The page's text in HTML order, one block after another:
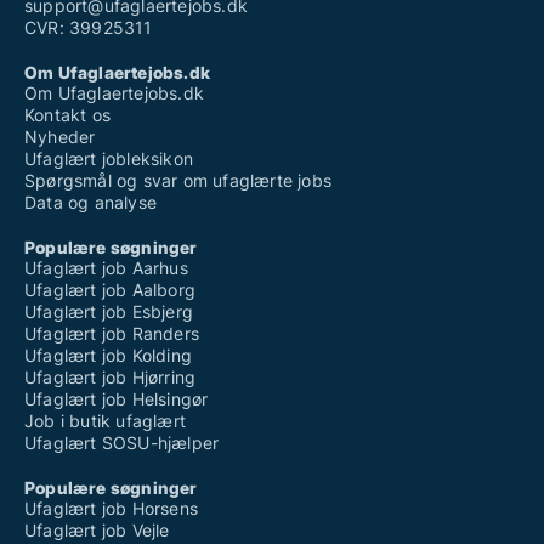
support@ufaglaertejobs.dk
CVR: 39925311
Om Ufaglaertejobs.dk
Om Ufaglaertejobs.dk
Kontakt os
Nyheder
Ufaglært jobleksikon
Spørgsmål og svar om ufaglærte jobs
Data og analyse
Populære søgninger
Ufaglært job Aarhus
Ufaglært job Aalborg
Ufaglært job Esbjerg
Ufaglært job Randers
Ufaglært job Kolding
Ufaglært job Hjørring
Ufaglært job Helsingør
Job i butik ufaglært
Ufaglært SOSU-hjælper
Populære søgninger
Ufaglært job Horsens
Ufaglært job Vejle